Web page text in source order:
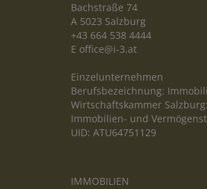
Bachstraße 74
A 5023 Salzburg
+43 664 538 4444
E office@i-3.at
Einzelunternehmen
Berufsbezeichnung:
Wirtschaftskammer
Immobilien- und
UID: ATU64751129
IMMOBILIEN